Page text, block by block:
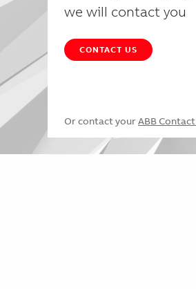
we will contact you
CONTACT US
Or contact your ABB